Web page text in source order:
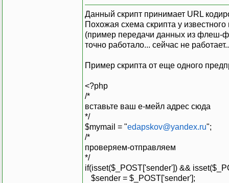
Данный скрипт принимает URL
Похожая схема скрипта у
(пример передачи данных из флеш-
точно работало... сейчас не
Пример скрипта от еще одного
<?php
/*
вставьте ваш е-мейл адрес сюда
*/
$mymail = "edapskov@yandex.ru";
/*
проверяем-отправляем
*/
if(isset($_POST['sender']) &&
$sender = $_POST['sender'];